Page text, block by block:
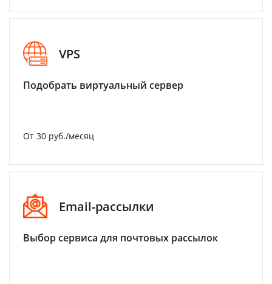
VPS
Подобрать виртуальный сервер
От 30 руб./месяц
Email-рассылки
Выбор сервиса для почтовых рассылок